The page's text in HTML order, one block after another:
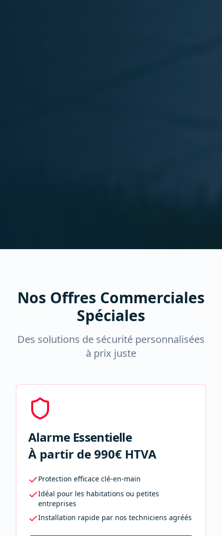
Nos Offres Commerciales
Spéciales
Des solutions de sécurité personnalisées
à prix juste
Alarme Essentielle
À partir de 990€ HTVA
Protection efficace clé-en-main
Idéal pour les habitations ou petites
entreprises
Installation rapide par nos techniciens agréés